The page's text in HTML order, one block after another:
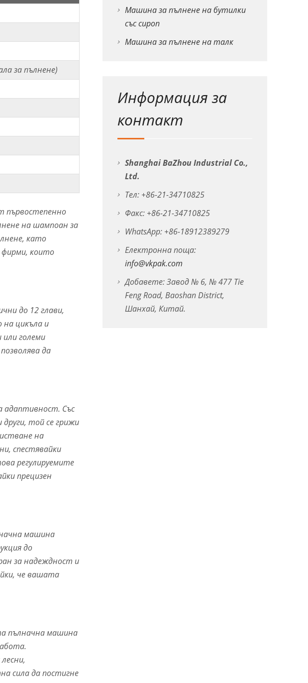
за пълнене)
първостепенно
на шампоан за
като
фирми, които
до 12 глави,
на цикъла и
големи
да
Със
той се грижи
на
спестявайки
регулируемите
прецизен
машина
до
за надеждност и
че вашата
пълначна машина
сила да постигне
Машина за пълнене на бутилки
със сироп
Машина за пълнене на талк
Информация за
контакт
Shanghai BaZhou Industrial Co.,
Ltd.
Тел: +86-21-34710825
Факс: +86-21-34710825
WhatsApp: +86-18912389279
Електронна поща:
info@vkpak.com
Добавете: Завод № 6, № 477 Tie
Feng Road, Baoshan District,
Шанхай, Китай.